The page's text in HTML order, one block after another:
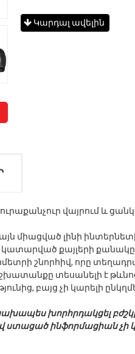
Կարդալ ավելին
յուրաքանչուր վայրում
միացված լինի
կատարված քայլերի
շնորհիվ, որը
տեսանելի է
բայց չի կարելի
նախապես խորհրդակցել
ինֆորմացիան չի